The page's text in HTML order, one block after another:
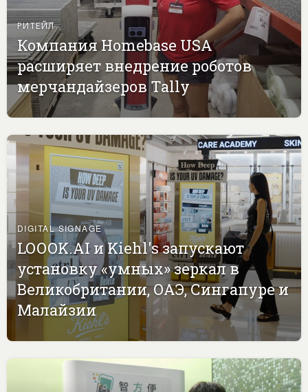
РИТЕЙЛ
Компания Homebase USA
расширяет внедрение роботов
мерчандайзеров Tally
DIGITAL SIGNAGE
LOOOK.AI и Kiehl's запускают
установку «умных» зеркал в
Великобритании, ОАЭ, Сингапуре и
Малайзии